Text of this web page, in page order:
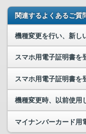
関連するよくあるご質